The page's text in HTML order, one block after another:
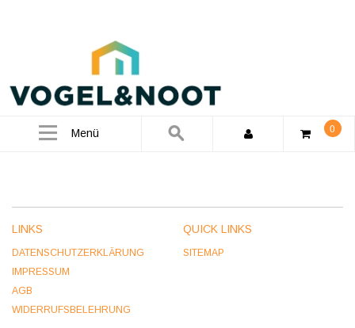
Menü 0
LINKS
DATENSCHUTZERKLÄRUNG
IMPRESSUM
AGB
WIDERRUFSBELEHRUNG
QUICK LINKS
SITEMAP